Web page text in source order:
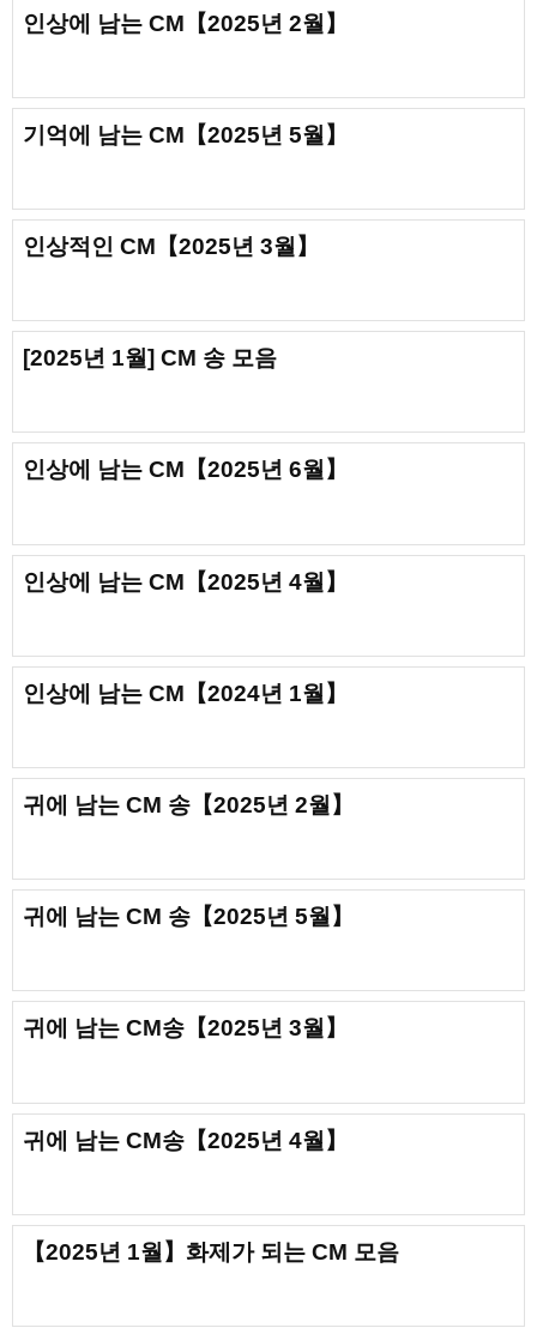
인상에 남는 CM【2025년 2월】
기억에 남는 CM【2025년 5월】
인상적인 CM【2025년 3월】
[2025년 1월] CM 송 모음
인상에 남는 CM【2025년 6월】
인상에 남는 CM【2025년 4월】
인상에 남는 CM【2024년 1월】
귀에 남는 CM 송【2025년 2월】
귀에 남는 CM 송【2025년 5월】
귀에 남는 CM송【2025년 3월】
귀에 남는 CM송【2025년 4월】
【2025년 1월】화제가 되는 CM 모음